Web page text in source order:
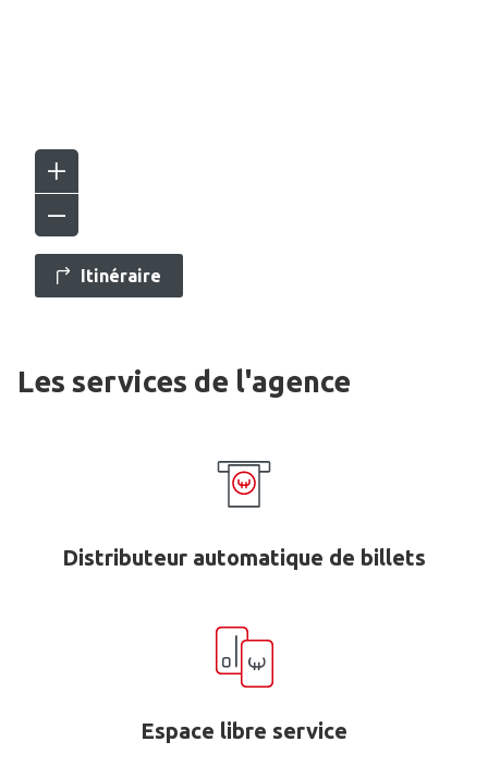
Itinéraire
Les services de l'agence
Distributeur automatique de billets
Espace libre service